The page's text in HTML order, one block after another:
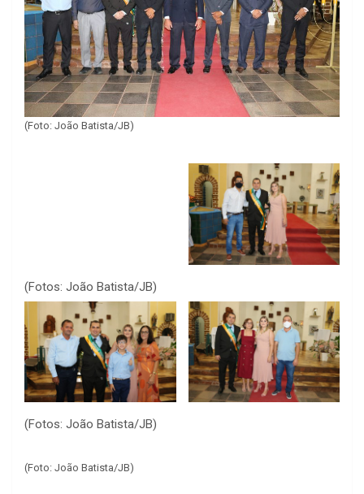
(Foto: João Batista/JB)
(Fotos: João Batista/JB)
(Fotos: João Batista/JB)
(Foto: João Batista/JB)